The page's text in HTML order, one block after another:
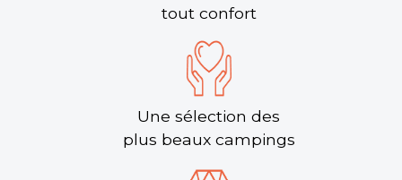
tout confort
Une sélection des
plus beaux campings